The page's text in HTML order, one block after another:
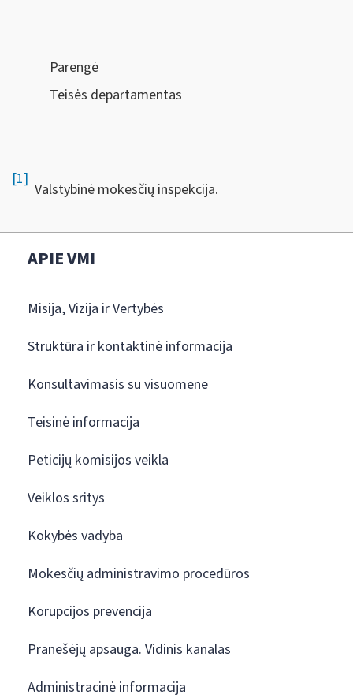
Parengė
Teisės departamentas
[1]
Valstybinė mokesčių inspekcija.
APIE VMI
Misija, Vizija ir Vertybės
Struktūra ir kontaktinė informacija
Konsultavimasis su visuomene
Teisinė informacija
Peticijų komisijos veikla
Veiklos sritys
Kokybės vadyba
Mokesčių administravimo procedūros
Korupcijos prevencija
Pranešėjų apsauga. Vidinis kanalas
Administracinė informacija